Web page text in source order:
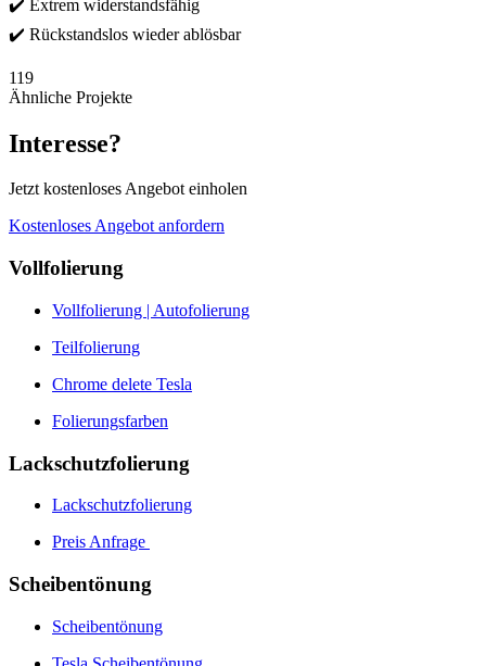
✔️ Extrem widerstandsfähig
✔️ Rückstandslos wieder ablösbar
119
Ähnliche Projekte
Interesse?
Jetzt kostenloses Angebot einholen
Kostenloses Angebot anfordern
Vollfolierung
Vollfolierung | Autofolierung
Teilfolierung
Chrome delete Tesla
Folierungsfarben
Lackschutzfolierung
Lackschutzfolierung
Preis Anfrage
Scheibentönung
Scheibentönung